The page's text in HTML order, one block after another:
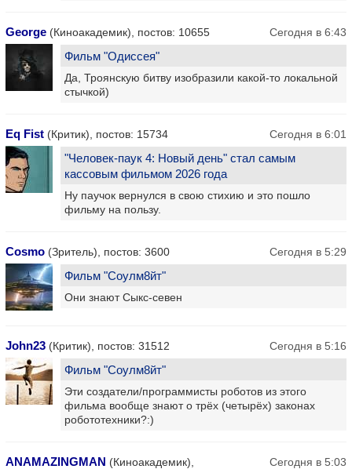
George (Киноакадемик), постов: 10655 Сегодня в 6:43
Фильм "Одиссея"
Да, Троянскую битву изобразили какой-то локальной
стычкой)
Eq Fist (Критик), постов: 15734 Сегодня в 6:01
"Человек-паук 4: Новый день" стал самым
кассовым фильмом 2026 года
Ну паучок вернулся в свою стихию и это пошло
фильму на пользу.
Cosmo (Зритель), постов: 3600 Сегодня в 5:29
Фильм "Соулм8йт"
Они знают Сыкс-севен
John23 (Критик), постов: 31512 Сегодня в 5:16
Фильм "Соулм8йт"
Эти создатели/программисты роботов из этого
фильма вообще знают о трёх (четырёх) законах
робототехники?:)
ANAMAZINGMAN (Киноакадемик),
Сегодня в 5:03